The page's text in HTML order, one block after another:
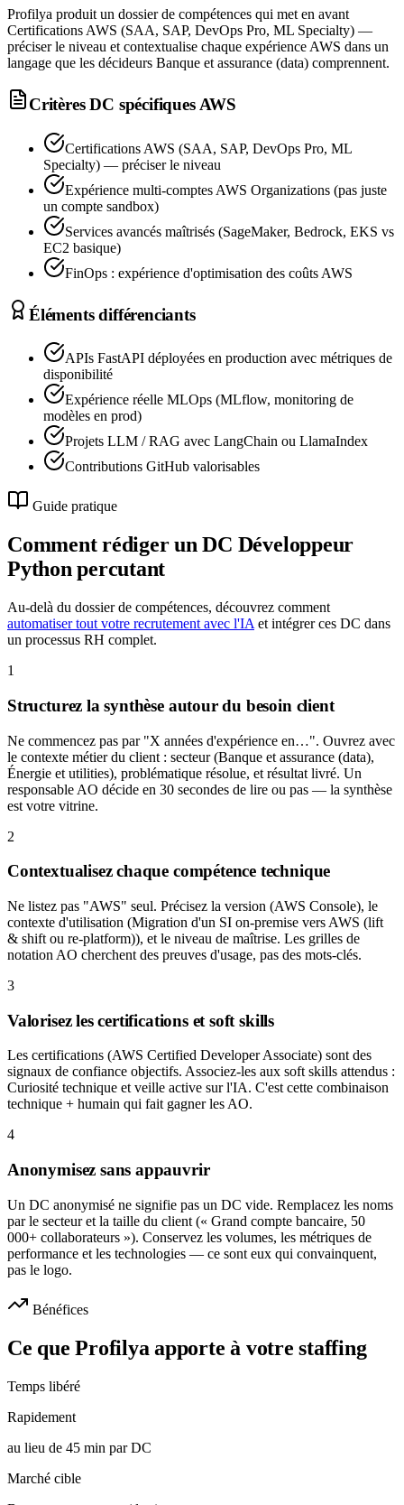
Profilya produit un dossier de compétences qui met en avant
Certifications AWS (SAA, SAP, DevOps Pro, ML Specialty) —
préciser le niveau et contextualise chaque expérience AWS dans un
langage que les décideurs Banque et assurance (data) comprennent.
Critères DC spécifiques AWS
Certifications AWS (SAA, SAP, DevOps Pro, ML
Specialty) — préciser le niveau
Expérience multi-comptes AWS Organizations (pas juste
un compte sandbox)
Services avancés maîtrisés (SageMaker, Bedrock, EKS vs
EC2 basique)
FinOps : expérience d'optimisation des coûts AWS
Éléments différenciants
APIs FastAPI déployées en production avec métriques de
disponibilité
Expérience réelle MLOps (MLflow, monitoring de
modèles en prod)
Projets LLM / RAG avec LangChain ou LlamaIndex
Contributions GitHub valorisables
Guide pratique
Comment rédiger un DC Développeur
Pythonpercutant
Au-delà du dossier de compétences, découvrez comment
automatiser tout votre recrutement avec l'IA et intégrer ces DC dans
un processus RH complet.
1
Structurez la synthèse autour du besoin client
Ne commencez pas par "X années d'expérience en…". Ouvrez avec
le contexte métier du client : secteur (Banque et assurance (data),
Énergie et utilities), problématique résolue, et résultat livré. Un
responsable AO décide en 30 secondes de lire ou pas — la synthèse
est votre vitrine.
2
Contextualisez chaque compétence technique
Ne listez pas "AWS" seul. Précisez la version (AWS Console), le
contexte d'utilisation (Migration d'un SI on-premise vers AWS (lift
& shift ou re-platform)), et le niveau de maîtrise. Les grilles de
notation AO cherchent des preuves d'usage, pas des mots-clés.
3
Valorisez les certifications et soft skills
Les certifications (AWS Certified Developer Associate) sont des
signaux de confiance objectifs. Associez-les aux soft skills attendus :
Curiosité technique et veille active sur l'IA. C'est cette combinaison
technique + humain qui fait gagner les AO.
4
Anonymisez sans appauvrir
Un DC anonymisé ne signifie pas un DC vide. Remplacez les noms
par le secteur et la taille du client (« Grand compte bancaire, 50
000+ collaborateurs »). Conservez les volumes, les métriques de
performance et les technologies — ce sont eux qui convainquent,
pas le logo.
Bénéfices
Ce que Profilya apporte à votre staffing
Temps libéré
Rapidement
au lieu de 45 min par DC
Marché cible